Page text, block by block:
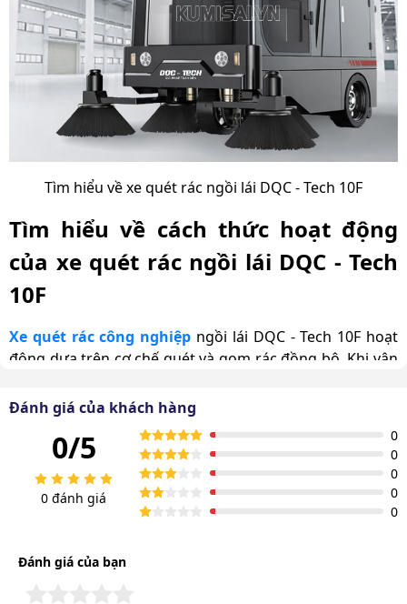
Tìm hiểu về xe quét rác ngồi lái DQC - Tech 10F
Tìm hiểu về cách thức hoạt động
của xe quét rác ngồi lái DQC - Tech
10F
Xe quét rác công nghiệp ngồi lái DQC - Tech 10F hoạt
động dựa trên cơ chế quét và gom rác đồng bộ. Khi vận
quét rác từ mặt sàn, hướng dẫn rác vào thùng chứa.
Đồng thời, cơ chế hút và chuyển rác giúp giữ môi
trường xung quanh sạch sẽ, hạn chế bụi bay ra.
Đánh giá của khách hàng
0/5
0 đánh giá
0
0
0
0
0
Đánh giá của bạn